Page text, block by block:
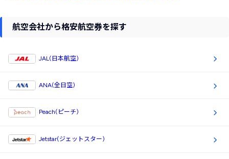
航空会社から格安航空券を探す
JAL(日本航空)
ANA(全日空)
Peach(ピーチ)
Jetstar(ジェットスター)